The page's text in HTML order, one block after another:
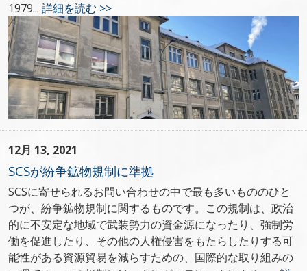
1979... 詳細を読む >>
12月 13, 2021
SCSが紛争鉱物規制に準拠
SCSに寄せられるお問い合わせの中で最も多いもののひと
つが、紛争鉱物規制に関するものです。この規制は、政治
的に不安定な地域で武装勢力の資金源になったり、強制労
働を促進したり、その他の人権侵害をもたらしたりする可
能性がある資源貿易を減らすための、国際的な取り組みの